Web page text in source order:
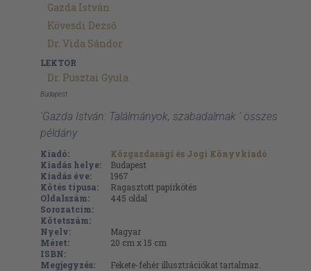
Gazda István
Kövesdi Dezső
Dr. Vida Sándor
LEKTOR
Dr. Pusztai Gyula
Budapest
'Gazda István: Találmányok, szabadalmak ' összes
példány
Kiadó:
Közgazdasági és Jogi Könyvkiadó
Kiadás helye:
Budapest
Kiadás éve:
1967
Kötés típusa:
Ragasztott papírkötés
Oldalszám:
445 oldal
Sorozatcím:
Kötetszám:
Nyelv:
Magyar
Méret:
20 cm x 15 cm
ISBN:
Megjegyzés:
Fekete-fehér illusztrációkat tartalmaz.